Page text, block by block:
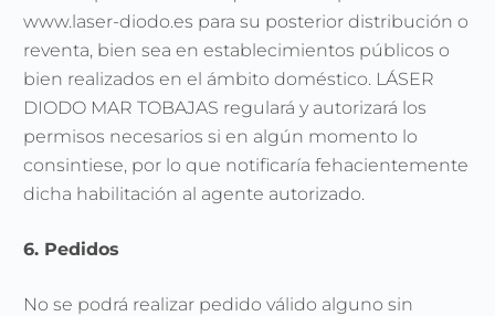
www.laser-diodo.es para su posterior distribución o
reventa, bien sea en establecimientos públicos o
bien realizados en el ámbito doméstico. LÁSER
DIODO MAR TOBAJAS regulará y autorizará los
permisos necesarios si en algún momento lo
consintiese, por lo que notificaría fehacientemente
dicha habilitación al agente autorizado.
6. Pedidos
No se podrá realizar pedido válido alguno sin